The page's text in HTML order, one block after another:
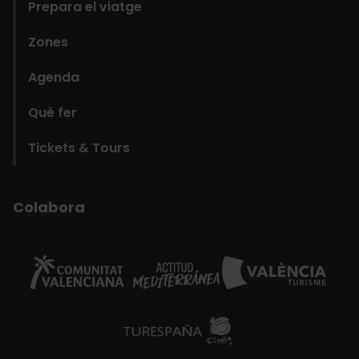
Prepara el viatge
Zones
Agenda
Què fer
Tickets & Tours
Colabora